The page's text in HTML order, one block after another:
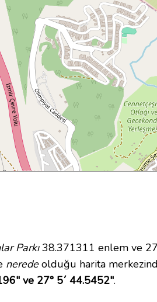
Parkı38.371311 enlem ve
neredeolduğu harita
ve 27° 5´ 44.5452".